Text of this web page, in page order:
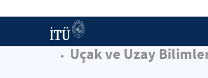
Uçak ve Uzay